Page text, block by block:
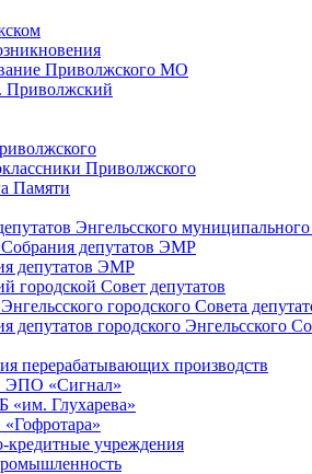
Приволжского МО
Приволжского
Памяти
Энгельсского
депутатов ЭМР
депутатов ЭМР
городской Совет депутатов
городского Совета
депутатов городского Энгельсского
перерабатывающих производств
«Сигнал»
«им. Глухарева»
кредитные учреждения